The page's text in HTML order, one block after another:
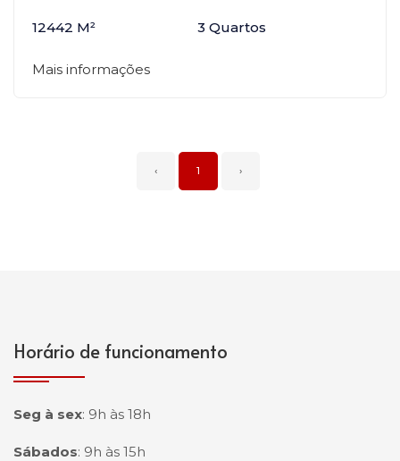
12442 M² 3 Quartos
Mais informações
‹ 1 ›
Horário de funcionamento
Seg à sex: 9h às 18h
Sábados: 9h às 15h